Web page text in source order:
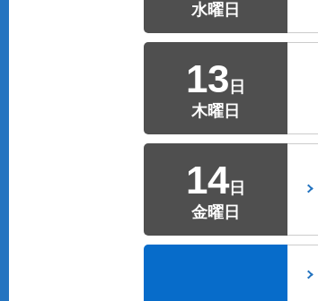
水曜日
13 日
木曜日
14日
金曜日